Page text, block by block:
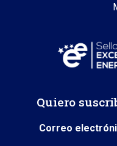
Quiero
Correo